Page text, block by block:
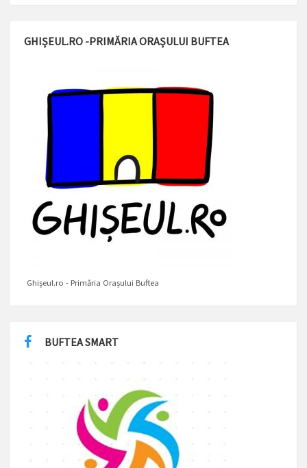
GHIȘEUL.RO -PRIMĂRIA ORAȘULUI BUFTEA
Ghișeul.ro - Primăria Orașului Buftea
BUFTEA SMART